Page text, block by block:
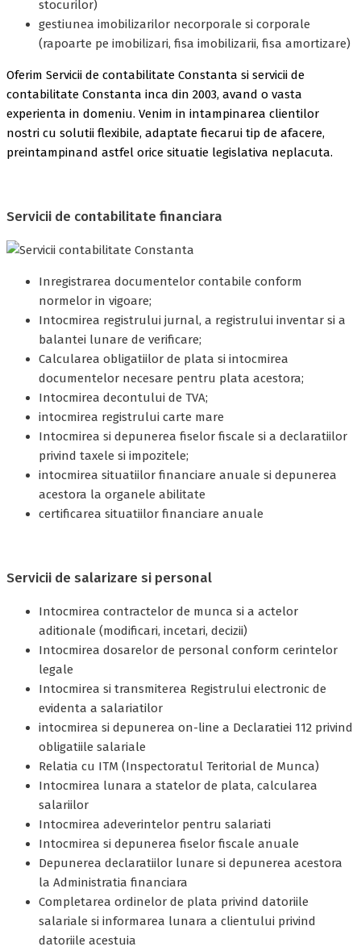
stocurilor)
gestiunea imobilizarilor necorporale si corporale
(rapoarte pe imobilizari, fisa imobilizarii, fisa amortizare)
Oferim Servicii de contabilitate Constanta si servicii de
contabilitate Constanta inca din 2003, avand o vasta
experienta in domeniu. Venim in intampinarea clientilor
nostri cu solutii flexibile, adaptate fiecarui tip de afacere,
preintampinand astfel orice situatie legislativa neplacuta.
Servicii de contabilitate financiara
Inregistrarea documentelor contabile conform
normelor in vigoare;
Intocmirea registrului jurnal, a registrului inventar si a
balantei lunare de verificare;
Calcularea obligatiilor de plata si intocmirea
documentelor necesare pentru plata acestora;
Intocmirea decontului de TVA;
intocmirea registrului carte mare
Intocmirea si depunerea fiselor fiscale si a declaratiilor
privind taxele si impozitele;
intocmirea situatiilor financiare anuale si depunerea
acestora la organele abilitate
certificarea situatiilor financiare anuale
Servicii de salarizare si personal
Intocmirea contractelor de munca si a actelor
aditionale (modificari, incetari, decizii)
Intocmirea dosarelor de personal conform cerintelor
legale
Intocmirea si transmiterea Registrului electronic de
evidenta a salariatilor
intocmirea si depunerea on-line a Declaratiei 112 privind
obligatiile salariale
Relatia cu ITM (Inspectoratul Teritorial de Munca)
Intocmirea lunara a statelor de plata, calcularea
salariilor
Intocmirea adeverintelor pentru salariati
Intocmirea si depunerea fiselor fiscale anuale
Depunerea declaratiilor lunare si depunerea acestora
la Administratia financiara
Completarea ordinelor de plata privind datoriile
salariale si informarea lunara a clientului privind
datoriile acestuia